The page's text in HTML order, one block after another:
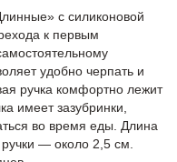
с силиконовой
к первым
удобно черпать и
ручка комфортно лежит
имеет зазубринки,
во время еды. Длина
— около 2,5 см.